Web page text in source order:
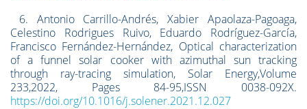
6. Antonio Carrillo-Andrés, Xabier Apaolaza-Pagoaga,
Celestino Rodrigues Ruivo, Eduardo Rodríguez-García,
Francisco Fernández-Hernández, Optical characterization
of a funnel solar cooker with azimuthal sun tracking
through ray-tracing simulation, Solar Energy,Volume
233,2022, Pages 84-95,ISSN 0038-092X.
https://doi.org/10.1016/j.solener.2021.12.027